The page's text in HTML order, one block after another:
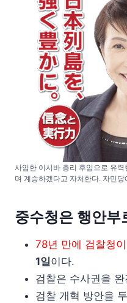
사임한 이시바 총리 후임으로 유
며 계승하겠다고 자처한다. 자민당
중수청은 행안부
78년 만에 검찰청
1일이다.
검찰은 수사권을
검찰 개혁 방안을